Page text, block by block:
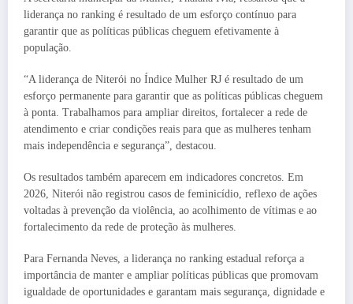
liderança no ranking é resultado de um esforço contínuo para
garantir que as políticas públicas cheguem efetivamente à
população.
“A liderança de Niterói no Índice Mulher RJ é resultado de um
esforço permanente para garantir que as políticas públicas cheguem
à ponta. Trabalhamos para ampliar direitos, fortalecer a rede de
atendimento e criar condições reais para que as mulheres tenham
mais independência e segurança”, destacou.
Os resultados também aparecem em indicadores concretos. Em
2026, Niterói não registrou casos de feminicídio, reflexo de ações
voltadas à prevenção da violência, ao acolhimento de vítimas e ao
fortalecimento da rede de proteção às mulheres.
Para Fernanda Neves, a liderança no ranking estadual reforça a
importância de manter e ampliar políticas públicas que promovam
igualdade de oportunidades e garantam mais segurança, dignidade e